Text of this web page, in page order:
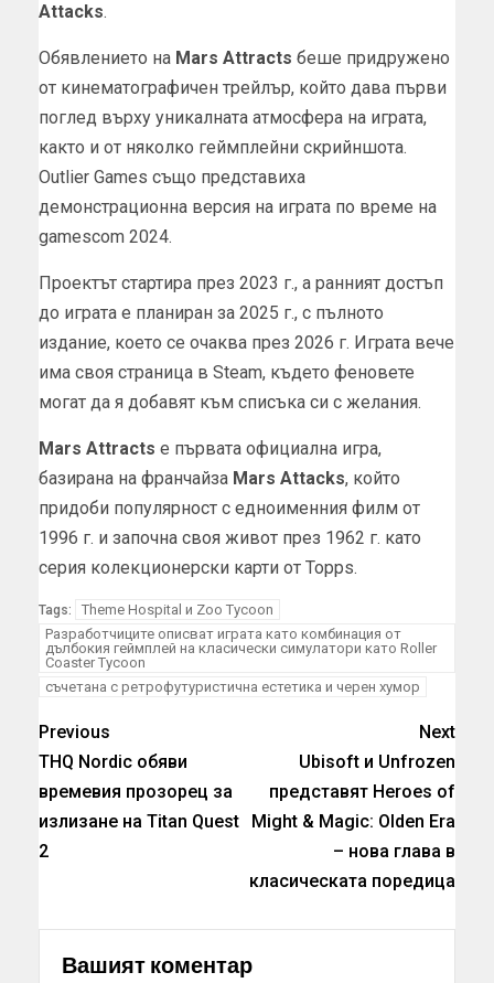
Attacks.
Обявлението на Mars Attracts беше придружено
от кинематографичен трейлър, който дава първи
поглед върху уникалната атмосфера на играта,
както и от няколко геймплейни скрийншота.
Outlier Games също представиха
демонстрационна версия на играта по време на
gamescom 2024.
Проектът стартира през 2023 г., а ранният достъп
до играта е планиран за 2025 г., с пълното
издание, което се очаква през 2026 г. Играта вече
има своя страница в Steam, където феновете
могат да я добавят към списъка си с желания.
Mars Attracts е първата официална игра,
базирана на франчайза Mars Attacks, който
придоби популярност с едноименния филм от
1996 г. и започна своя живот през 1962 г. като
серия колекционерски карти от Topps.
Tags:
Theme Hospital и Zoo Tycoon
Разработчиците описват играта като комбинация от
дълбокия геймплей на класически симулатори като Roller
Coaster Tycoon
съчетана с ретрофутуристична естетика и черен хумор
Previous
THQ Nordic обяви
времевия прозорец за
излизане на Titan Quest
2
Next
Ubisoft и Unfrozen
представят Heroes of
Might & Magic: Olden Era
– нова глава в
класическата поредица
Вашият коментар